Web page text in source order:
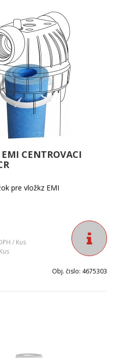
CENTROVACI
pre vložkz EMI
/ Kus
Obj. čislo: 4675303